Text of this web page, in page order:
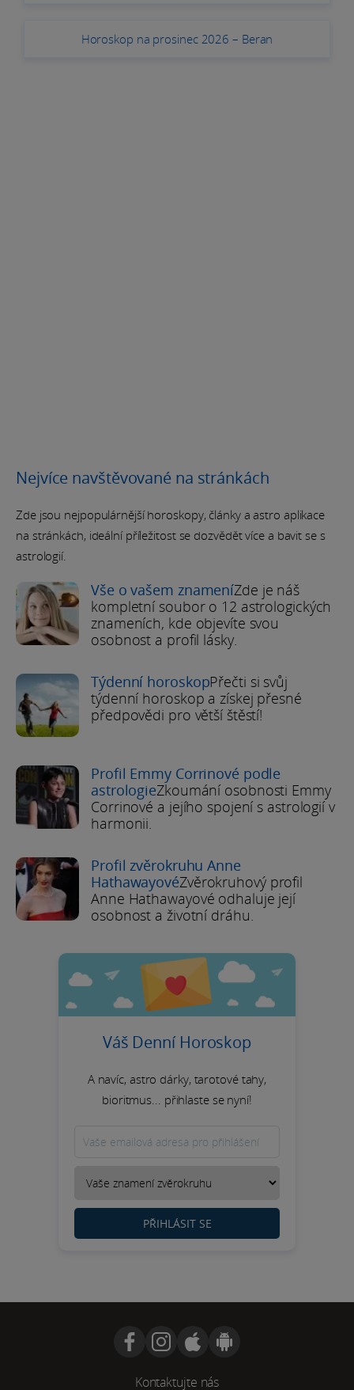
Horoskop na prosinec 2026 – Beran
Nejvíce navštěvované na stránkách
Zde jsou nejpopulárnější horoskopy, články a astro aplikace
na stránkách, ideální příležitost se dozvědět více a bavit se s
astrologií.
Vše o vašem znameníZde je náš
kompletní soubor o 12 astrologických
znameních, kde objevíte svou
osobnost a profil lásky.
Týdenní horoskopPřečti si svůj
týdenní horoskop a získej přesné
předpovědi pro větší štěstí!
Profil Emmy Corrinové podle
astrologieZkoumání osobnosti Emmy
Corrinové a jejího spojení s astrologií v
harmonii.
Profil zvěrokruhu Anne
HathawayovéZvěrokruhový profil
Anne Hathawayové odhaluje její
osobnost a životní dráhu.
Váš Denní Horoskop
A navíc, astro dárky, tarotové tahy,
bioritmus... přihlaste se nyní!
PŘIHLÁSIT SE
Kontaktujte nás